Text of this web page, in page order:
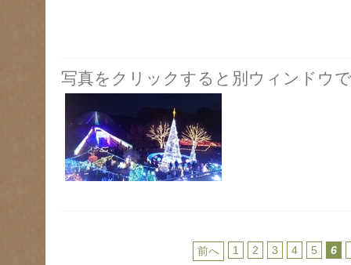
写真をクリックすると別ウィンドウ
前へ 1 2 3 4 5 6